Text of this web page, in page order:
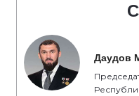
Даудов